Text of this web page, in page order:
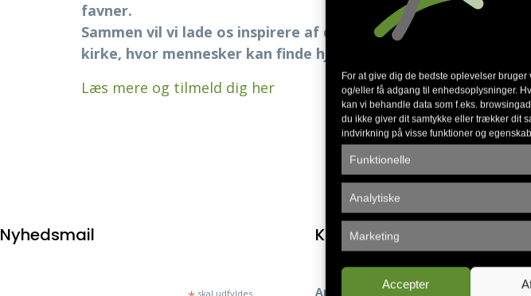
For at give dig de bedste oplevelser
og/eller få adgang til enhedsoplysninger.
kan vi behandle data som f.eks.
du ikke giver dit samtykke eller trækker dit
indvirkning på visse funktioner og
Funktionelle
Analytiske
Marketing
Accepter
favner.
Sammen vil vi lade os inspirere af det, Gud gør i vores land
kirke, hvor mennesker kan finde hjem til Guds favn — og gå
Læs mere og tilmeld dig her
Nyhedsmail
skal udfyldes
Kontakt
Apostolsk Kirke Danmark